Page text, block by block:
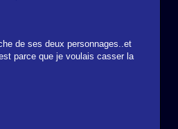
de ses deux personnages..et
parce que je voulais casser la